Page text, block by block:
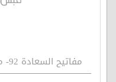
مفاتيح السعادة 92- من هو الولد؟